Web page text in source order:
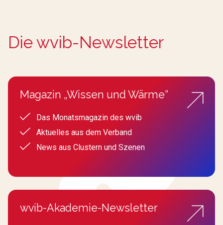
Die wvib-Newsletter
Magazin „Wissen und Wärme“
Das Monatsmagazin des wvib
Aktuelles aus dem Verband
News aus Clustern und Szenen
wvib-Akademie-Newsletter